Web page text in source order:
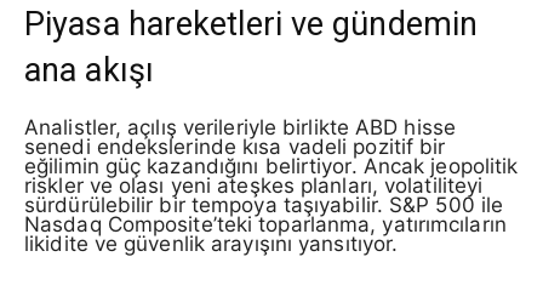
Piyasa hareketleri ve gündemin
ana akışı
Analistler, açılış verileriyle birlikte ABD hisse
senedi endekslerinde kısa vadeli pozitif bir
eğilimin güç kazandığını belirtiyor. Ancak jeopolitik
riskler ve olası yeni ateşkes planları, volatiliteyi
sürdürülebilir bir tempoya taşıyabilir. S&P 500 ile
Nasdaq Composite’teki toparlanma, yatırımcıların
likidite ve güvenlik arayışını yansıtıyor.